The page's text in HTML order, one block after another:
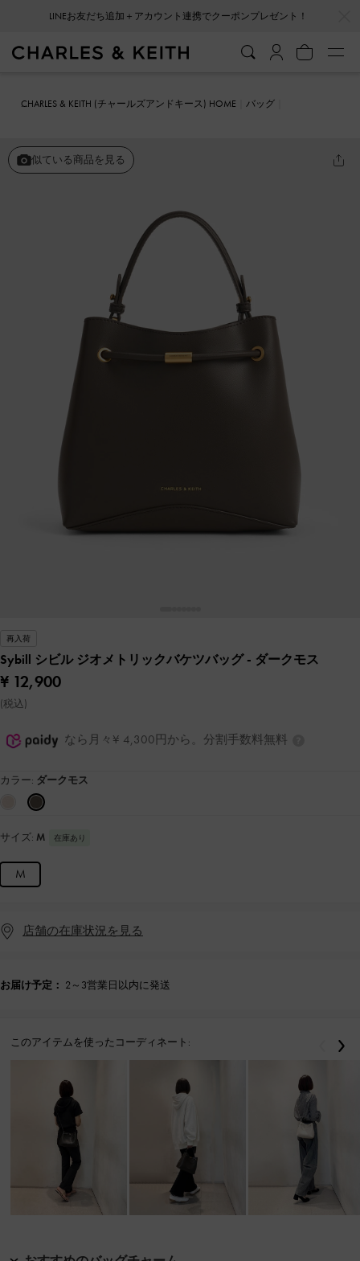
会員登録＋ニュースレター登録で10%OFFクーポンプレゼント！
CHARLES & KEITH (チャールズアンドキース) HOME
バッグ
似ている商品を見る
再入荷
Sybill シビル ジオメトリックバケツバッグ- ダークモス
¥ 12,900
(税込)
なら月々¥ 4,300円から。分割手数料無料
カラー: ダークモス
サイズ: M 在庫あり
M
店舗の在庫状況を見る
お届け予定： 2～3営業日以内に発送
このアイテムを使ったコーディネート: 戻る